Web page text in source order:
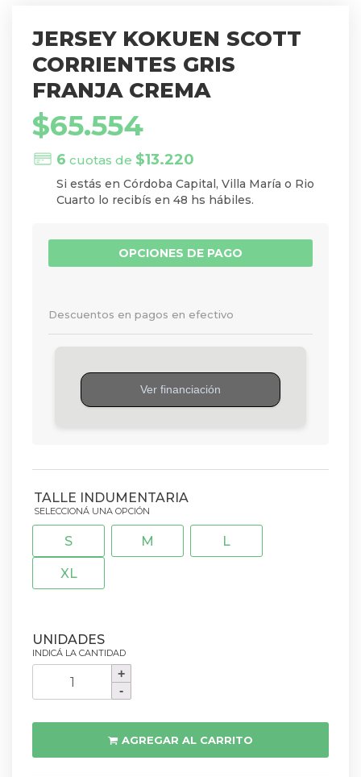
JERSEY KOKUEN SCOTT
CORRIENTES GRIS
FRANJA CREMA
$65.554
6 cuotas de $13.220
TALLE INDUMENTARIA
S M L
XL
Gris
AGREGAR AL CARRITO
OPCIONES DE PAGO
Descuentos en pagos en efectivo
Si estás en Córdoba Capital, Villa María o Rio
Cuarto lo recibís en 48 hs hábiles.